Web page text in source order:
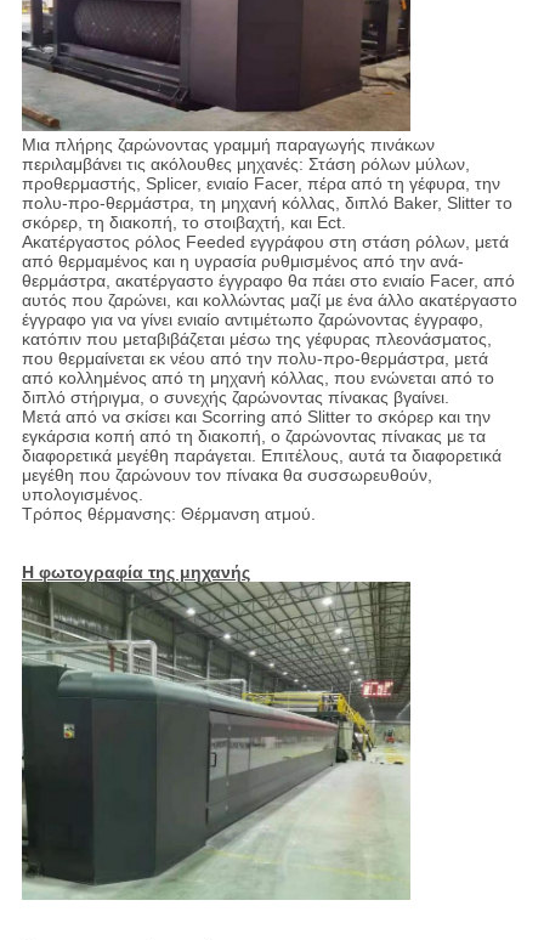
Μια πλήρης ζαρώνοντας γραμμή παραγωγής πινάκων
περιλαμβάνει τις ακόλουθες μηχανές: Στάση ρόλων μύλων,
προθερμαστής, Splicer, ενιαίο Facer, πέρα από τη γέφυρα, την
πολυ-προ-θερμάστρα, τη μηχανή κόλλας, διπλό Baker, Slitter το
σκόρερ, τη διακοπή, το στοιβαχτή, και Ect.
Ακατέργαστος ρόλος Feeded εγγράφου στη στάση ρόλων, μετά
από θερμαμένος και η υγρασία ρυθμισμένος από την ανά-
θερμάστρα, ακατέργαστο έγγραφο θα πάει στο ενιαίο Facer, από
αυτός που ζαρώνει, και κολλώντας μαζί με ένα άλλο ακατέργαστο
έγγραφο για να γίνει ενιαίο αντιμέτωπο ζαρώνοντας έγγραφο,
κατόπιν που μεταβιβάζεται μέσω της γέφυρας πλεονάσματος,
που θερμαίνεται εκ νέου από την πολυ-προ-θερμάστρα, μετά
από κολλημένος από τη μηχανή κόλλας, που ενώνεται από το
διπλό στήριγμα, ο συνεχής ζαρώνοντας πίνακας βγαίνει.
Μετά από να σκίσει και Scorring από Slitter το σκόρερ και την
εγκάρσια κοπή από τη διακοπή, ο ζαρώνοντας πίνακας με τα
διαφορετικά μεγέθη παράγεται. Επιτέλους, αυτά τα διαφορετικά
μεγέθη που ζαρώνουν τον πίνακα θα συσσωρευθούν,
υπολογισμένος.
Τρόπος θέρμανσης: Θέρμανση ατμού.
Η φωτογραφία της μηχανής